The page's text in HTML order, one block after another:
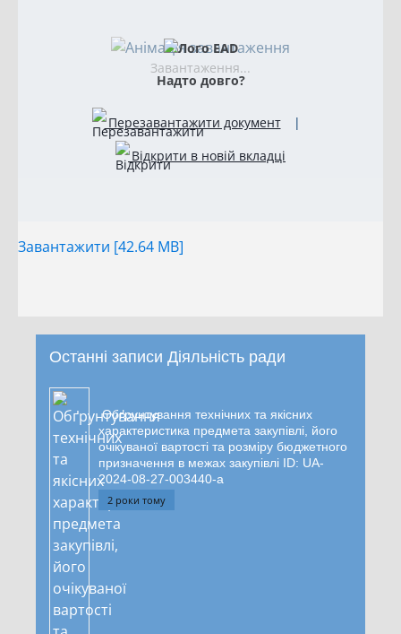
Завантаження...
Надто довго?
Перезавантажити документ
|
Відкрити в новій вкладці
Завантажити [42.64 MB]
Останні записи Діяльність ради
Обґрунтування технічних та якісних
характеристика предмета закупівлі, його
очікуваної вартості та розміру бюджетного
призначення в межах закупівлі ID: UA-
2024-08-27-003440-a
2 роки тому